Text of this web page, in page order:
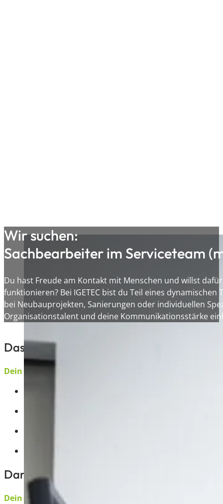
Wir suchen:
Sachbearbeiter im Serviceteam
Du hast Freude am Kontakt mit Menschen und willst
funktionieren? Bei IGETEC bist du Teil eines dynamischen
bei Neubauprojekten, Sanierungen oder individuellen
Organisationstalent und deine Kommunikationsstärke
Das erwartet dich
Dein Job
Darauf kannst du dich freuen
Dein Team